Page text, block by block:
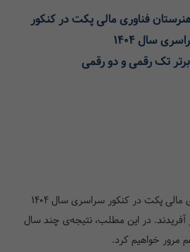
فناوری مالی پکت در کنکور
سال 1404
هنرجویان هنرستان فناوری مالی پکت در کنکور سراسری سال 1404
در این مطلب، نتیجه‌ی چند سال
مرور خواهیم کرد.